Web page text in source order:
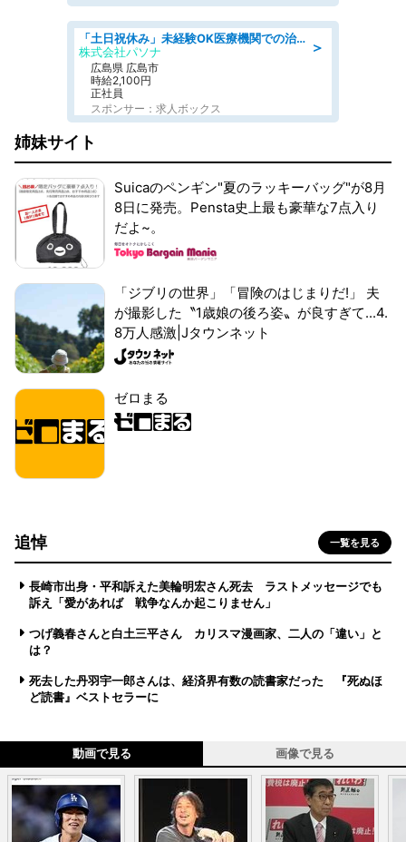
＞
「土日祝休み」未経験OK医療機関での治験コーディネーターのお仕事
株式会社パソナ
広島県 広島市
時給2,100円
正社員
スポンサー：求人ボックス
姉妹サイト
Suicaのペンギン"夏のラッキーバッグ"が8月
8日に発売。Pensta史上最も豪華な7点入り
だよ~。
「ジブリの世界」「冒険のはじまりだ!」 夫
が撮影した〝1歳娘の後ろ姿〟が良すぎて...4.
8万人感激|Jタウンネット
ゼロまる
追悼 一覧を見る
長崎市出身・平和訴えた美輪明宏さん死去 ラストメッセージでも
訴え「愛があれば 戦争なんか起こりません」
つげ義春さんと白土三平さん カリスマ漫画家、二人の「違い」と
は？
死去した丹羽宇一郎さんは、経済界有数の読書家だった 『死ぬほ
ど読書』ベストセラーに
動画で見る 画像で見る